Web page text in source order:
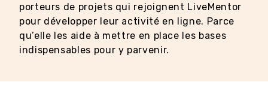
porteurs de projets qui rejoignent LiveMentor
pour développer leur activité en ligne. Parce
qu’elle les aide à mettre en place les bases
indispensables pour y parvenir.